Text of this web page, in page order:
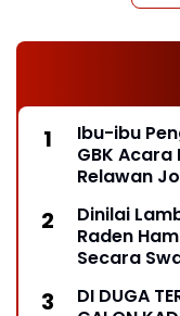
Ibu-ibu
GBK
Relawan
Dinilai
Raden
Secara
DI DUGA TERJADI KECURANGAN PILKADES